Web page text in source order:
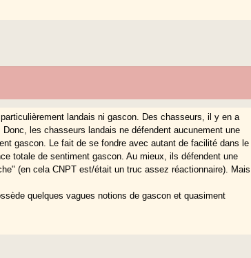
landais ni gascon. Des chasseurs, il y en a
les chasseurs landais ne défendent aucunement une
gascon. Le fait de se fondre avec autant de facilité dans le
totale de sentiment gascon. Au mieux, ils défendent une
(en cela CNPT est/était un truc assez réactionnaire). Mais
quelques vagues notions de gascon et quasiment